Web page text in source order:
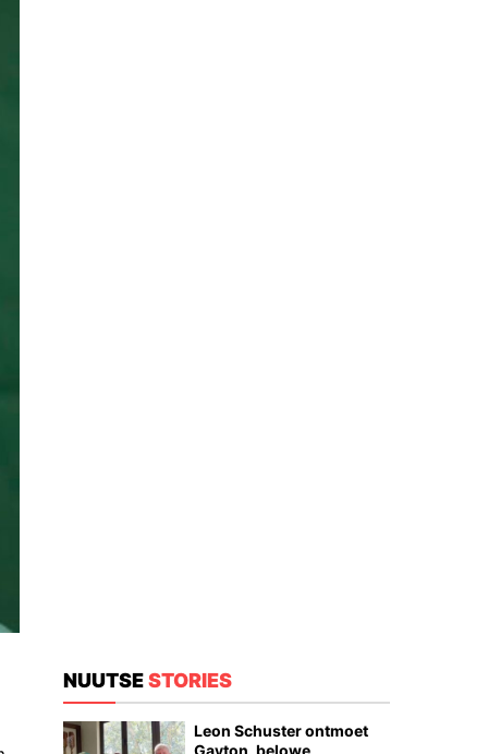
NUUTSESTORIES
Leon Schuster ontmoet